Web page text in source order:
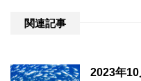
関連記事
2023年